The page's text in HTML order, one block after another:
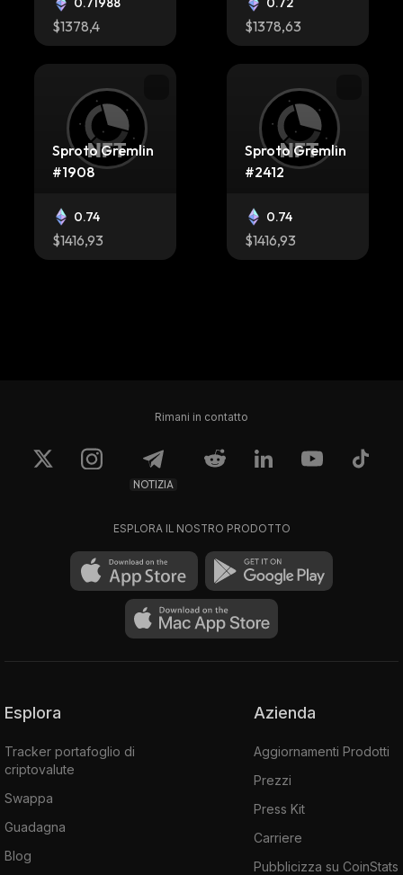
$1378,4 $1378,63
Sproto Gremlin
#1908
0.74
$1416,93
Sproto Gremlin
#2412
0.74
$1416,93
$1436,02 $1436,07
Rimani in contatto
NOTIZIA
ESPLORA IL NOSTRO PRODOTTO
Esplora
Tracker portafoglio di
criptovalute
Swappa
Guadagna
Blog
Azienda
Aggiornamenti Prodotti
Prezzi
Press Kit
Carriere
Pubblicizza su CoinStats